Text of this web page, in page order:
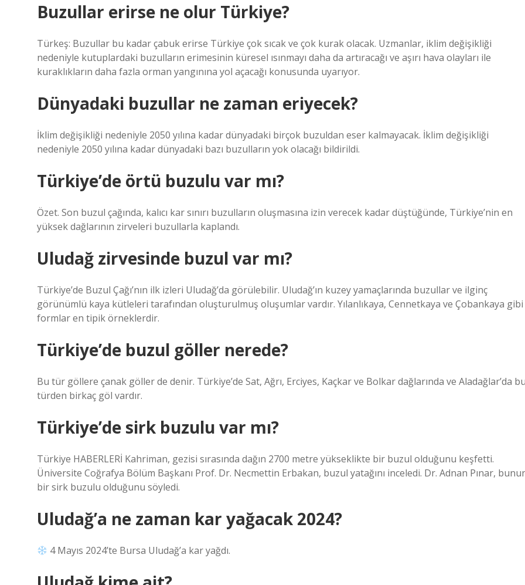
Buzullar erirse ne olur Türkiye?
Türkeş: Buzullar bu kadar çabuk erirse Türkiye çok sıcak ve çok kurak olacak. Uzmanlar, iklim değişikliği
nedeniyle kutuplardaki buzulların erimesinin küresel ısınmayı daha da artıracağı ve aşırı hava olayları ile
kuraklıkların daha fazla orman yangınına yol açacağı konusunda uyarıyor.
Dünyadaki buzullar ne zaman eriyecek?
İklim değişikliği nedeniyle 2050 yılına kadar dünyadaki birçok buzuldan eser kalmayacak. İklim değişikliği
nedeniyle 2050 yılına kadar dünyadaki bazı buzulların yok olacağı bildirildi.
Türkiye’de örtü buzulu var mı?
Özet. Son buzul çağında, kalıcı kar sınırı buzulların oluşmasına izin verecek kadar düştüğünde, Türkiye’nin en
yüksek dağlarının zirveleri buzullarla kaplandı.
Uludağ zirvesinde buzul var mı?
Türkiye’de Buzul Çağı’nın ilk izleri Uludağ’da görülebilir. Uludağ’ın kuzey yamaçlarında buzullar ve ilginç
görünümlü kaya kütleleri tarafından oluşturulmuş oluşumlar vardır. Yılanlıkaya, Cennetkaya ve Çobankaya gibi
formlar en tipik örneklerdir.
Türkiye’de buzul göller nerede?
Bu tür göllere çanak göller de denir. Türkiye’de Sat, Ağrı, Erciyes, Kaçkar ve Bolkar dağlarında ve Aladağlar’da
türden birkaç göl vardır.
Türkiye’de sirk buzulu var mı?
Türkiye HABERLERİ Kahriman, gezisi sırasında dağın 2700 metre yükseklikte bir buzul olduğunu keşfetti.
Üniversite Coğrafya Bölüm Başkanı Prof. Dr. Necmettin Erbakan, buzul yatağını inceledi. Dr. Adnan Pınar,
bir sirk buzulu olduğunu söyledi.
Uludağ’a ne zaman kar yağacak 2024?
4 Mayıs 2024’te Bursa Uludağ’a kar yağdı.